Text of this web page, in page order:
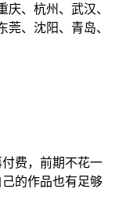
、杭州、武汉、
、沈阳、青岛、
费，前期不花一
的作品也有足够